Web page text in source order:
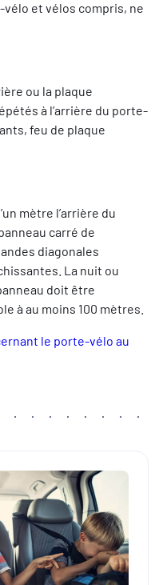
et vélos compris, ne
ou la plaque
à l’arrière du porte-
feu de plaque
mètre l’arrière du
carré de
diagonales
La nuit ou
doit être
à au moins 100 mètres.
le porte-vélo au